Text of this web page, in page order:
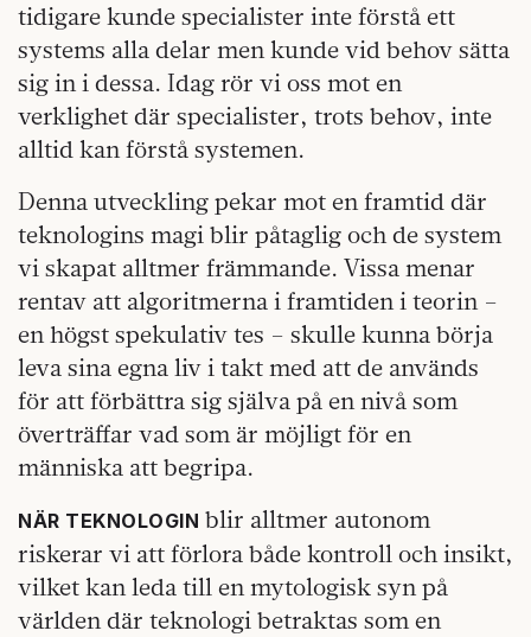
tidigare kunde specialister inte förstå ett
systems alla delar men kunde vid behov sätta
sig in i dessa. Idag rör vi oss mot en
verklighet där specialister, trots behov, inte
alltid kan förstå systemen.
Denna utveckling pekar mot en framtid där
teknologins magi blir påtaglig och de system
vi skapat alltmer främmande. Vissa menar
rentav att algoritmerna i framtiden i teorin –
en högst spekulativ tes – skulle kunna börja
leva sina egna liv i takt med att de används
för att förbättra sig själva på en nivå som
överträffar vad som är möjligt för en
människa att begripa.
NÄR TEKNOLOGIN blir alltmer autonom
riskerar vi att förlora både kontroll och insikt,
vilket kan leda till en mytologisk syn på
världen där teknologi betraktas som en